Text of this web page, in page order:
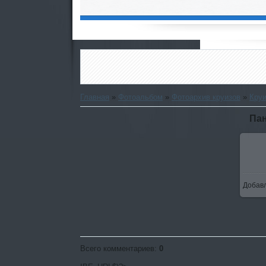
Главная » Фотоальбом » Фотоархив круизов »
Всего комментариев: 0